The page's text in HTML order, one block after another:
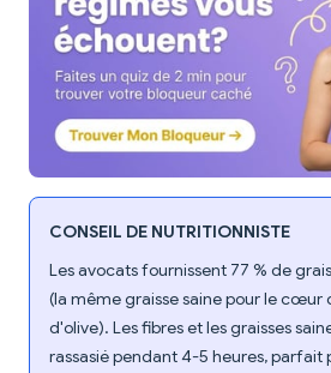
CONSEIL DE NUTRITIONNISTE
Les avocats fournissent 77 % de
(la même graisse saine pour le cœur
d'olive). Les fibres et les graisses
rassasié pendant 4-5 heures, parfait